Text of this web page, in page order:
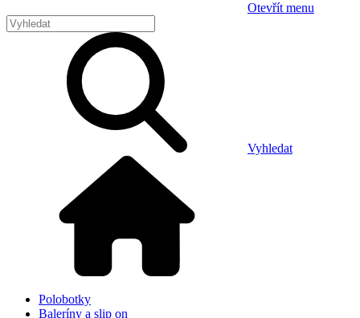
Otevřít menu
Vyhledat
Polobotky
Baleríny a slip on